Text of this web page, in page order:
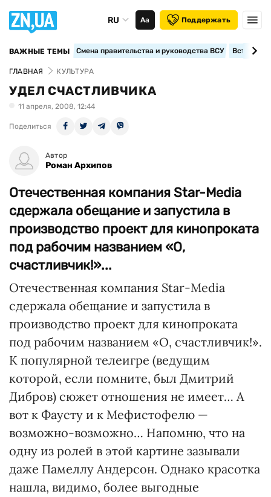
RU Аа Поддержать
ВАЖНЫЕ ТЕМЫ Смена правительства и руководства ВСУ
ГЛАВНАЯ КУЛЬТУРА
УДЕЛ СЧАСТЛИВЧИКА
11 апреля, 2008, 12:44
Поделиться
Автор
Роман Архипов
Отечественная компания Star-Media
сдержала обещание и запустила в
производство проект для кинопроката
под рабочим названием «О,
счастливчик!»...
Отечественная компания Star-Media
сдержала обещание и запустила в
производство проект для кинопроката
под рабочим названием «О, счастливчик!».
К популярной телеигре (ведущим
которой, если помните, был Дмитрий
Дибров) сюжет отношения не имеет… А
вот к Фаусту и к Мефистофелю —
возможно-возможно… Напомню, что на
одну из ролей в этой картине зазывали
даже Памеллу Андерсон. Однако красотка
нашла, видимо, более выгодные